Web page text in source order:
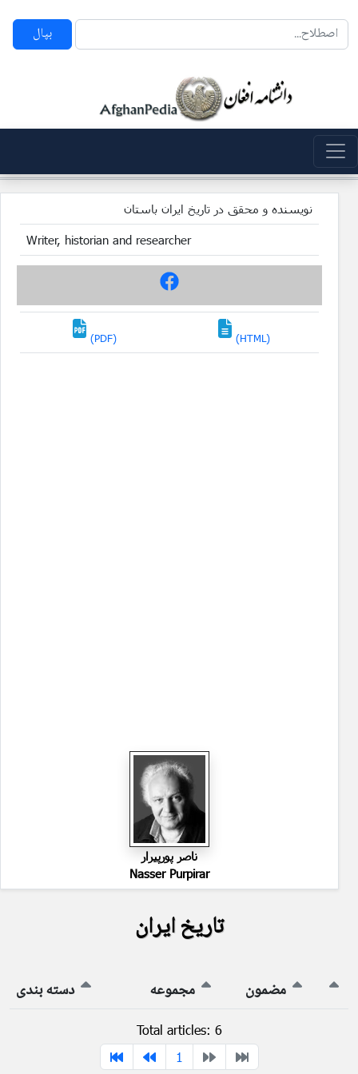
بپال
نویسنده و محقق در تاریخ ایران باستان
Writer, historian and researcher
(PDF) (HTML)
ناصر پورپیرار
Nasser Purpirar
تاریخ ایران
مضمون مجموعه دسته بندی
Total articles: 6
1